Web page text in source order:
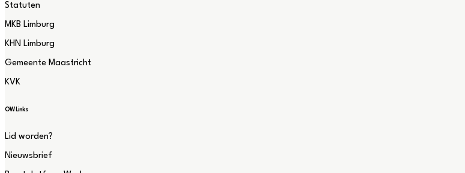
Statuten
MKB Limburg
KHN Limburg
Gemeente Maastricht
KVK
OW Links
Lid worden?
Nieuwsbrief